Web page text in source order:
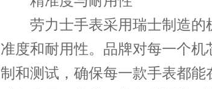
劳力士手表采用瑞士制造的
准度和耐用性。品牌对每一个
制和测试，确保每一款手表都能